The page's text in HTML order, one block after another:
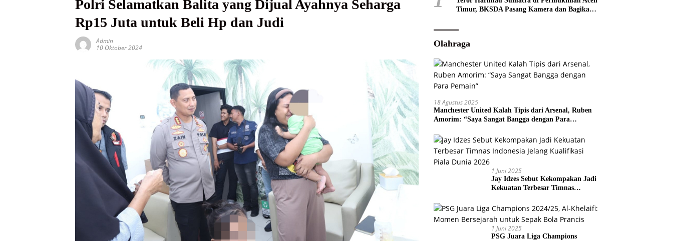
Polri Selamatkan Balita yang Dijual Ayahnya Seharga
Rp15 Juta untuk Beli Hp dan Judi
Admin
10 Oktober 2024
Timur, BKSDA Pasang Kamera dan Bagikan
Olahraga
18 Agustus 2025
Manchester United Kalah Tipis dari Arsenal, Ruben
Amorim: “Saya Sangat Bangga dengan Para
1 Juni 2025
Jay Idzes Sebut Kekompakan Jadi
Kekuatan Terbesar Timnas
Dunia 2026
1 Juni 2025
PSG Juara Liga Champions